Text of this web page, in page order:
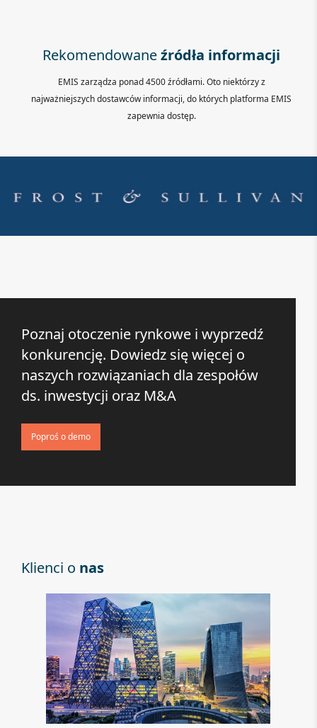
Rekomendowaneźródła informacji
EMIS zarządza ponad 4500 źródłami. Oto niektórzy z
najważniejszych dostawców informacji, do których platforma EMIS
zapewnia dostęp.
Poznaj otoczenie rynkowe i wyprzedź
konkurencję. Dowiedz się więcej o
naszych rozwiązaniach dla zespołów
ds. inwestycji oraz M&A
Poproś o demo
Klienci o nas